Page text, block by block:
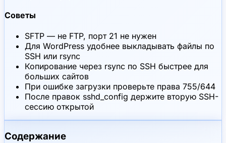
Советы
SFTP — не FTP, порт 21 не нужен
Для WordPress удобнее выкладывать файлы по
SSH или rsync
Копирование через rsync по SSH быстрее для
больших сайтов
При ошибке загрузки проверьте права 755/644
После правок sshd_config держите вторую SSH-
сессию открытой
Содержание